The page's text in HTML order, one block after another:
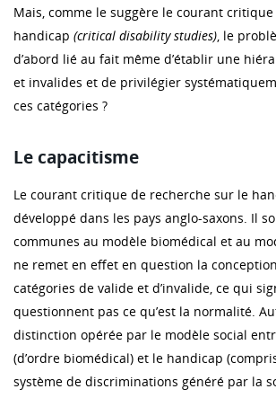
Mais, comme le suggère le courant
handicap (critical disability studies), le
d’abord lié au fait même d’établir une
et invalides et de privilégier
ces catégories ?
Le capacitisme
Le courant critique de recherche sur le
développé dans les pays anglo-saxons. Il
communes au modèle biomédical et au
ne remet en effet en question la
catégories de valide et d’invalide, ce qui
questionnent pas ce qu’est la normalité.
distinction opérée par le modèle social
(d’ordre biomédical) et le handicap
système de discriminations généré par la